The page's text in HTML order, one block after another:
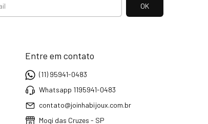
Entre em contato
(11) 95941-0483
Whatsapp 1195941-0483
contato@joinhabijoux.com.br
Mogi das Cruzes - SP